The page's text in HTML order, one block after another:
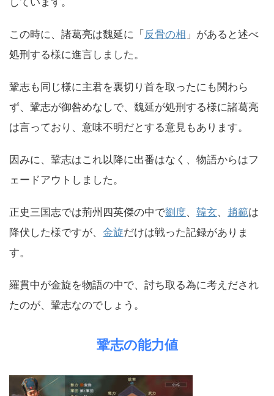
この時に、諸葛亮は魏延に「 反骨の相 」があると述べ
処刑する様に進言しました。
鞏志も同じ様に主君を裏切り首を取ったにも関わら
ず、鞏志が御咎めなしで、魏延が処刑する様に諸葛亮
は言っており、意味不明だとする意見もあります。
因みに、鞏志はこれ以降に出番はなく、物語からはフ
ェードアウトしました。
正史三国志では荊州四英傑の中で劉度、 韓玄、 趙範は
降伏した様ですが、 金旋だけは戦った記録がありま
す。
羅貫中が金旋を物語の中で、討ち取る為に考えだされ
たのが、鞏志なのでしょう。
鞏志の能力値